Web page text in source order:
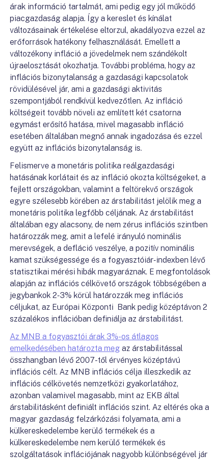
árak információ tartalmát, ami pedig egy jól működő
piacgazdaság alapja. Így a kereslet és kínálat
változásainak értékelése eltorzul, akadályozva ezzel az
erőforrások hatékony felhasználását. Emellett a
változékony infláció a jövedelmek nem szándékolt
újraelosztását okozhatja. További probléma, hogy az
inflációs bizonytalanság a gazdasági kapcsolatok
rövidülésével jár, ami a gazdasági aktivitás
szempontjából rendkívül kedvezőtlen. Az infláció
költségeit tovább növeli az említett két csatorna
egymást erősítő hatása, mivel magasabb infláció
esetében általában megnő annak ingadozása és ezzel
együtt az inflációs bizonytalanság is.
Felismerve a monetáris politika reálgazdasági
hatásának korlátait és az infláció okozta költségeket, a
fejlett országokban, valamint a feltörekvő országok
egyre szélesebb körében az árstabilitást jelölik meg a
monetáris politika legfőbb céljának. Az árstabilitást
általában egy alacsony, de nem zérus inflációs szintben
határozzák meg, amit a lefelé irányuló nominális
merevségek, a defláció veszélye, a pozitív nominális
kamat szükségessége és a fogyasztóiár-indexben lévő
statisztikai mérési hibák magyaráznak. E megfontolások
alapján az inflációs célkövető országok többségében a
jegybankok 2-3% körül határozzák meg inflációs
céljukat, az Európai Központi Bank pedig középtávon 2
százalékos inflációban definiálja az árstabilitást.
Az MNB a fogyasztói árak 3%-os átlagos
emelkedésében határozta meg az árstabilitással
összhangban lévő 2007-től érvényes középtávú
inflációs célt. Az MNB inflációs célja illeszkedik az
inflációs célkövetés nemzetközi gyakorlatához,
azonban valamivel magasabb, mint az EKB által
árstabilitásként definiált inflációs szint. Az eltérés oka a
magyar gazdaság felzárkózási folyamata, ami a
külkereskedelembe kerülő termékek és a
külkereskedelembe nem kerülő termékek és
szolgáltatások inflációjának nagyobb különbségével jár